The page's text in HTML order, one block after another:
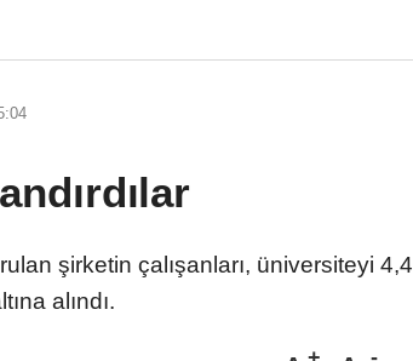
şirketin çalışanları, üniversiteyi 4,4
alındı.